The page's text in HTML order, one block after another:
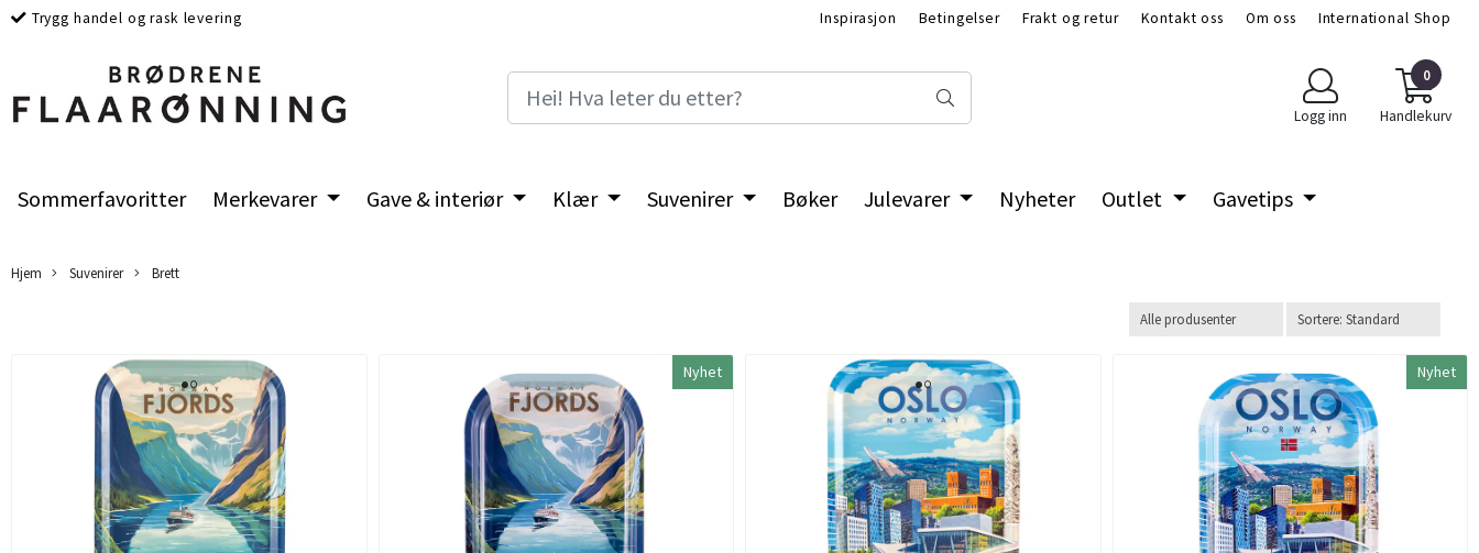
Trygg handel og rask levering Inspirasjon Betingelser Frakt og retur Kontakt oss Om oss International Shop
Logg inn
0
Handlekurv
Sommerfavoritter Merkevarer Gave & interiør Klær Suvenirer Bøker Julevarer Nyheter Outlet Gavetips
Hjem Suvenirer Brett
Nyhet Nyhet